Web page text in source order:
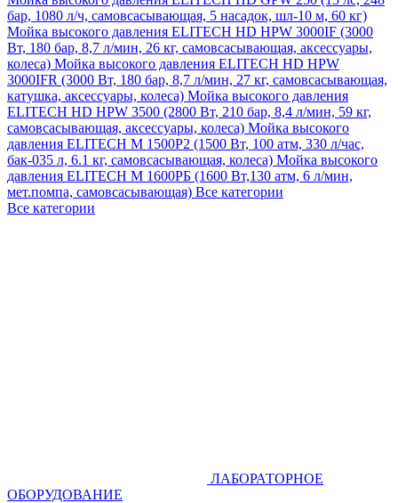
бар, 1080 л/ч, самовсасывающая, 5 насадок, шл-10 м, 60 кг)
Мойка высокого давления ELITECH HD HPW 3000IF (3000
Вт, 180 бар, 8,7 л/мин, 26 кг, самовсасывающая, аксессуары,
колеса) Мойка высокого давления ELITECH HD HPW
3000IFR (3000 Вт, 180 бар, 8,7 л/мин, 27 кг, самовсасывающая,
катушка, аксессуары, колеса) Мойка высокого давления
ELITECH HD HPW 3500 (2800 Вт, 210 бар, 8,4 л/мин, 59 кг,
самовсасывающая, аксессуары, колеса) Мойка высокого
давления ELITECH M 1500P2 (1500 Вт, 100 атм, 330 л/час,
бак-035 л, 6.1 кг, самовсасывающая, колеса) Мойка высокого
давления ELITECH М 1600РБ (1600 Вт,130 атм, 6 л/мин,
мет.помпа, самовсасывающая) Все категории
Все категории
ЛАБОРАТОРНОЕ
ОБОРУДОВАНИЕ